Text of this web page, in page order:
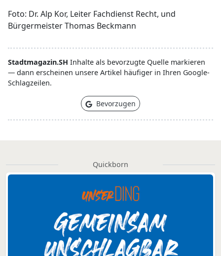
Foto: Dr. Alp Kor, Leiter Fachdienst Recht, und
Bürgermeister Thomas Beckmann
Stadtmagazin.SH Inhalte als bevorzugte Quelle markieren
— dann erscheinen unsere Artikel häufiger in Ihren Google-
Schlagzeilen.
Bevorzugen
Quickborn